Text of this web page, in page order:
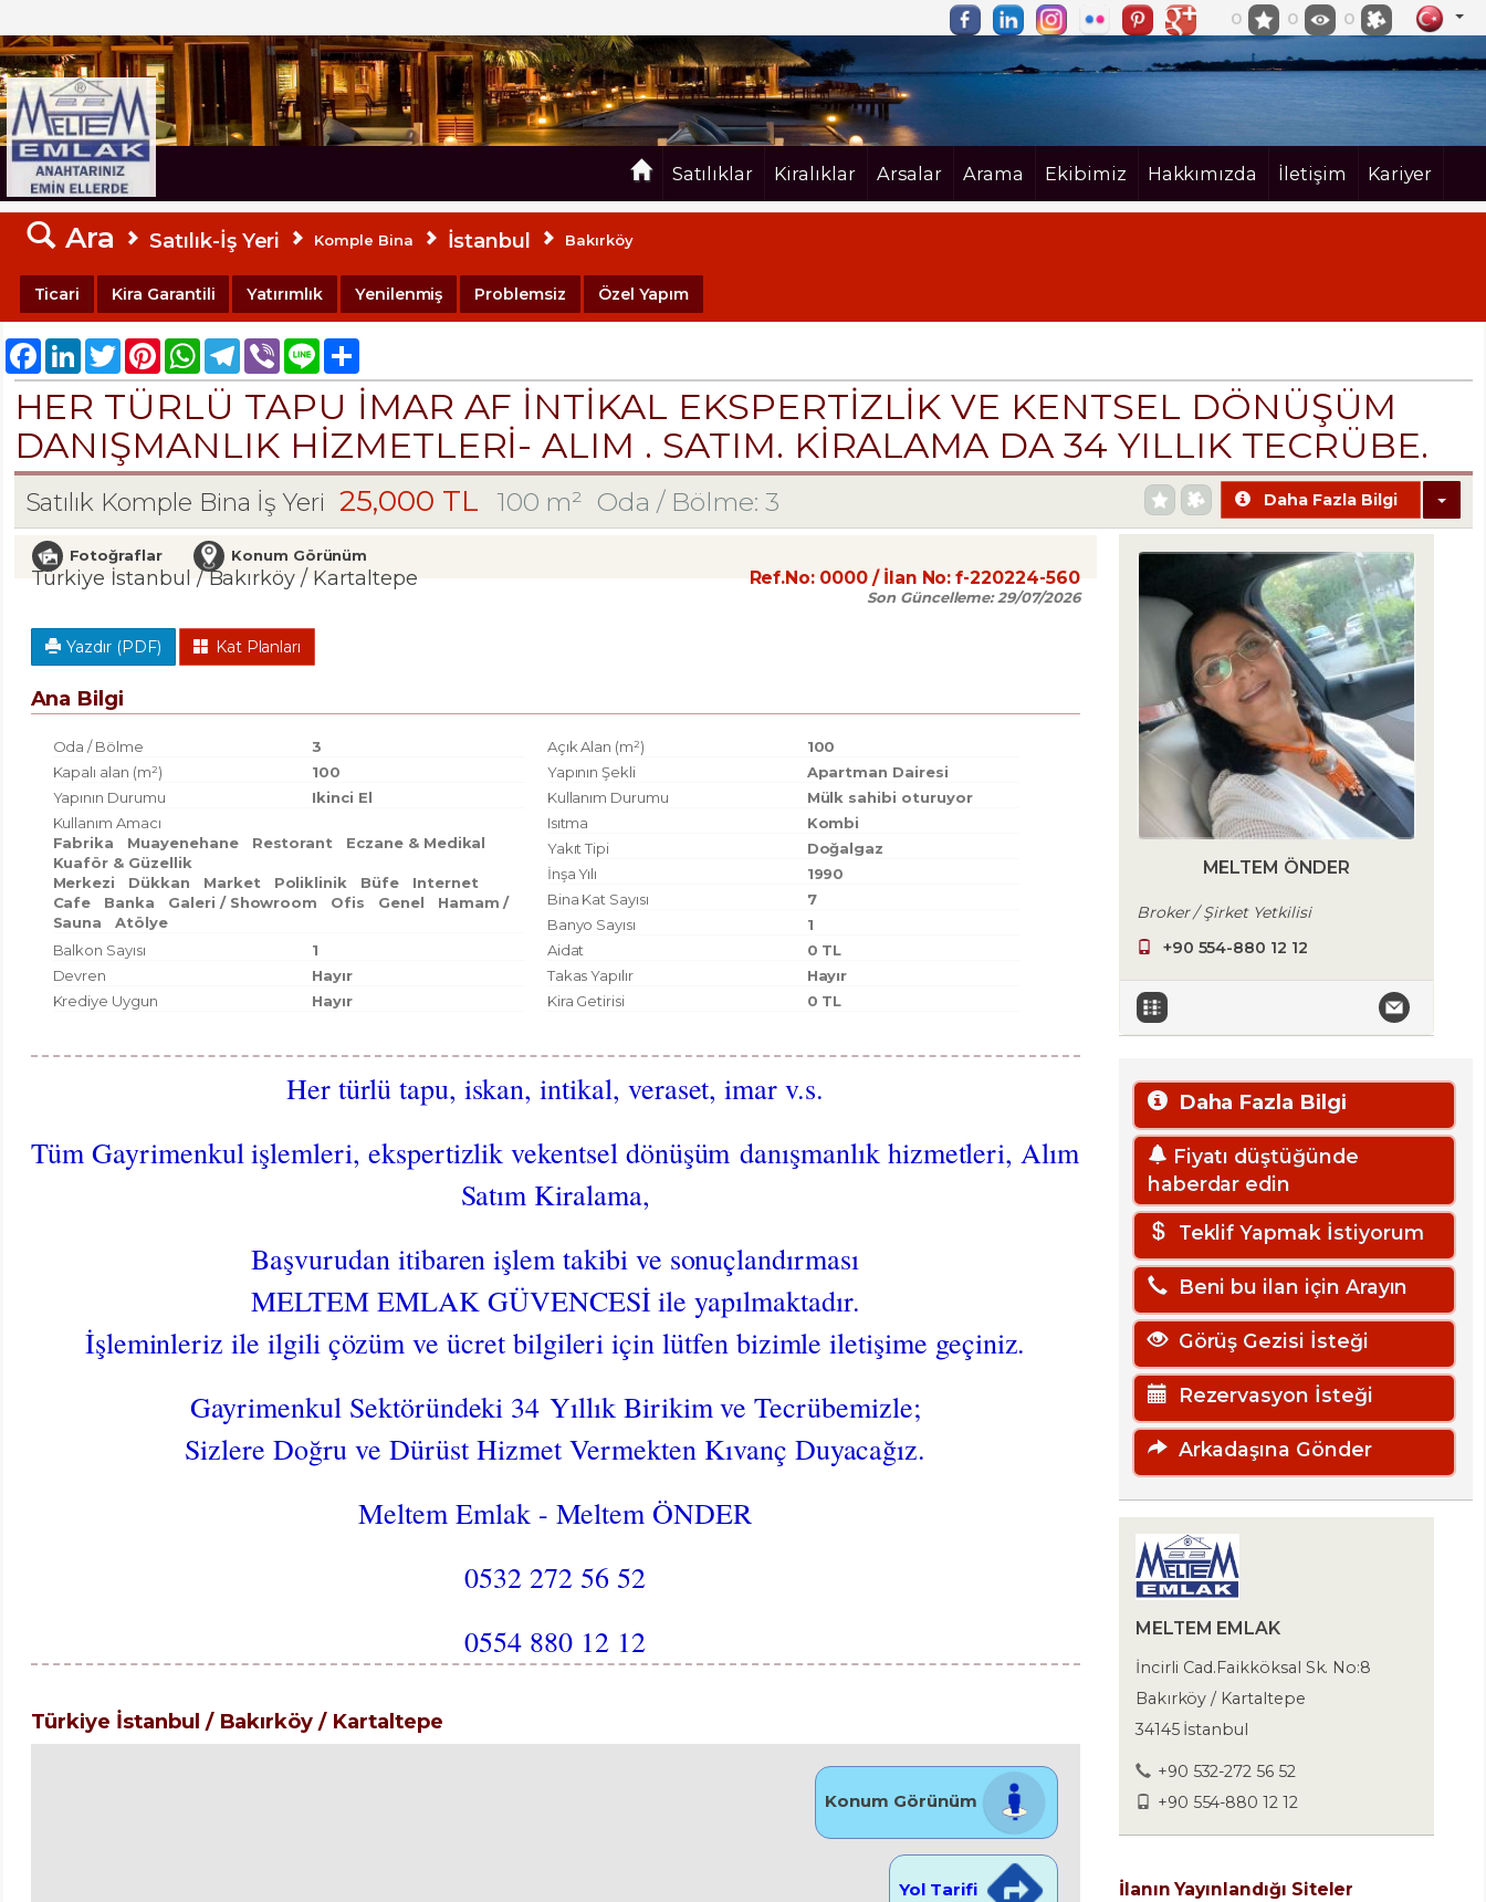
0 0 0
Satılıklar Kiralıklar Arsalar Arama Ekibimiz Hakkımızda İletişim Kariyer
Ara Satılık-İş Yeri Komple Bina İstanbul Bakırköy
Ticari Kira Garantili Yatırımlık Yenilenmiş Problemsiz Özel Yapım
Facebook
LinkedInTwitterPinterestWhatsAppTelegram
Viber Line Share
HER TÜRLÜ TAPU İMAR AF İNTİKAL EKSPERTİZLİK VE KENTSEL DÖNÜŞÜM
DANIŞMANLIK HİZMETLERİ- ALIM . SATIM. KİRALAMA DA 34 YILLIK TECRÜBE.
Satılık Komple Bina İş Yeri 25,000 TL 100 m² Oda / Bölme: 3 Daha Fazla Bilgi
Fotoğraflar Konum Görünüm
Türkiye İstanbul / Bakırköy / Kartaltepe Ref.No: 0000/ İlan No:f-220224-560
Son Güncelleme:29/07/2026
Yazdır (PDF) Kat Planları
Ana Bilgi
Oda / Bölme 3 Açık Alan (m²)
100
Kapalı alan (m²)
100 Yapının Şekli
Apartman Dairesi
Yapının Durumu
Ikinci El Kullanım Durumu
Mülk sahibi oturuyor
Kullanım Amacı
Fabrika
Muayenehane Restorant
Eczane & Medikal
Kuaför & Güzellik
Merkezi
Dükkan Market Poliklinik Büfe
Internet
Cafe
Banka Galeri / Showroom Ofis Genel
Hamam /
Sauna
Atölye
Isıtma
Kombi
Yakıt Tipi
Doğalgaz
İnşa Yılı
1990
Bina Kat Sayısı
7
Banyo Sayısı
1
Balkon Sayısı
1 Aidat
0 TL
Devren
Hayır Takas Yapılır
Hayır
Krediye Uygun
Hayır Kira Getirisi 0 TL
Her türlü tapu, iskan, intikal, veraset, imar v.s.
Tüm Gayrimenkul işlemleri, ekspertizlik vekentsel dönüşüm danışmanlık hizmetleri, Alım
Satım Kiralama,
Başvurudan itibaren işlem takibi ve sonuçlandırması
MELTEM EMLAK GÜVENCESİ ile yapılmaktadır.
İşleminleriz ile ilgili çözüm ve ücret bilgileri için lütfen bizimle iletişime geçiniz.
Gayrimenkul Sektöründeki 34 Yıllık Birikim ve Tecrübemizle;
Sizlere Doğru ve Dürüst Hizmet Vermekten Kıvanç Duyacağız.
Meltem Emlak - Meltem ÖNDER
0532 272 56 52
0554 880 12 12
Türkiye İstanbul / Bakırköy / Kartaltepe
Konum Görünüm
Yol Tarifi
MELTEM ÖNDER
Broker / Şirket Yetkilisi
+90 554-880 12 12
Daha Fazla Bilgi
Fiyatı düştüğünde
haberdar edin
Teklif Yapmak İstiyorum
Beni bu ilan için Arayın
Görüş Gezisi İsteği
Rezervasyon İsteği
Arkadaşına Gönder
MELTEM EMLAK
İncirli Cad.Faikköksal Sk. No:8
Bakırköy / Kartaltepe
34145 İstanbul
+90 532-272 56 52
+90 554-880 12 12
İlanın Yayınlandığı Siteler